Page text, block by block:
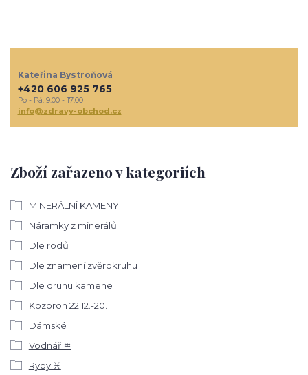
Zboží zařazeno v kategoriích
MINERÁLNÍ KAMENY
Náramky z minerálů
Dle rodů
Dle znamení zvěrokruhu
Dle druhu kamene
Kozoroh 22.12.-20.1.
Dámské
Vodnář ♒
Ryby ♓
Kateřina Bystroňová
+420 606 925 765
Po - Pá: 9:00 - 17:00
info@zdravy-obchod.cz